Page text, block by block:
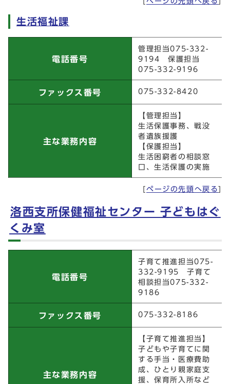
生活福祉課
電話番号
管理担当075-332-
9194 保護担当
075-332-9196
ファックス番号 075-332-8420
主な業務内容
【管理担当】
生活保護事務、戦没
者遺族援護
【保護担当】
生活困窮者の相談窓
口、生活保護の実施
ページの先頭へ戻る
洛西支所保健福祉センター 子どもはぐ
くみ室
電話番号
子育て推進担当075-
332-9195 子育て
相談担当075-332-
9186
ファックス番号 075-332-8186
主な業務内容
【子育て推進担当】
子どもや子育てに関
する手当・医療費助
成、ひとり親家庭支
援、保育所入所など